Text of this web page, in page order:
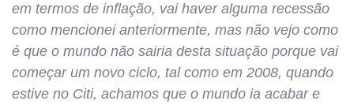
em termos de inflação, vai haver alguma recessão
como mencionei anteriormente, mas não vejo como
é que o mundo não sairia desta situação porque vai
começar um novo ciclo, tal como em 2008, quando
estive no Citi, achamos que o mundo ia acabar e